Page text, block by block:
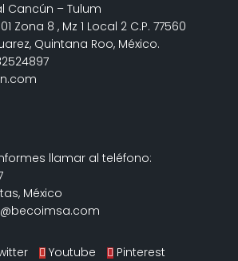
Cancún – Tulum
Zona 8 , Mz 1 Local 2 C.P. 77560
Quintana Roo, México.
llamar al teléfono:
México
Youtube Pinterest